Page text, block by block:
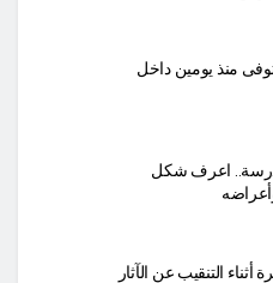
منذ يومين داخل
بالمدرسة.. اعرف شكل
التنقيب عن الآثار